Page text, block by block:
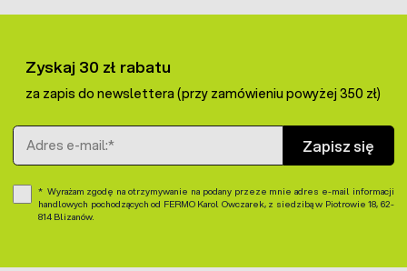
Zyskaj 30 zł rabatu
za zapis do newslettera (przy zamówieniu powyżej 350 zł)
Adres e-mail
Zapisz się
Wyrażam zgodę na otrzymywanie na podany przeze mnie adres e-mail informacji
handlowych pochodzących od FERMO Karol Owczarek, z siedzibą w Piotrowie 18, 62-
814 Blizanów.